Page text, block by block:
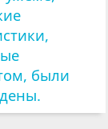
были